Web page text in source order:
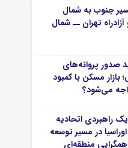
جنوب به شمال
تهران ــ شمال
صدور پروانه‌های
بازار مسکن با کمبود
می‌شود؟
راهبردی اتحادیه
در مسیر توسعه
منطقه‌ای